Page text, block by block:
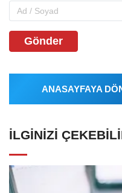
Gönder
ANASAYFAYA
İLGINIZI